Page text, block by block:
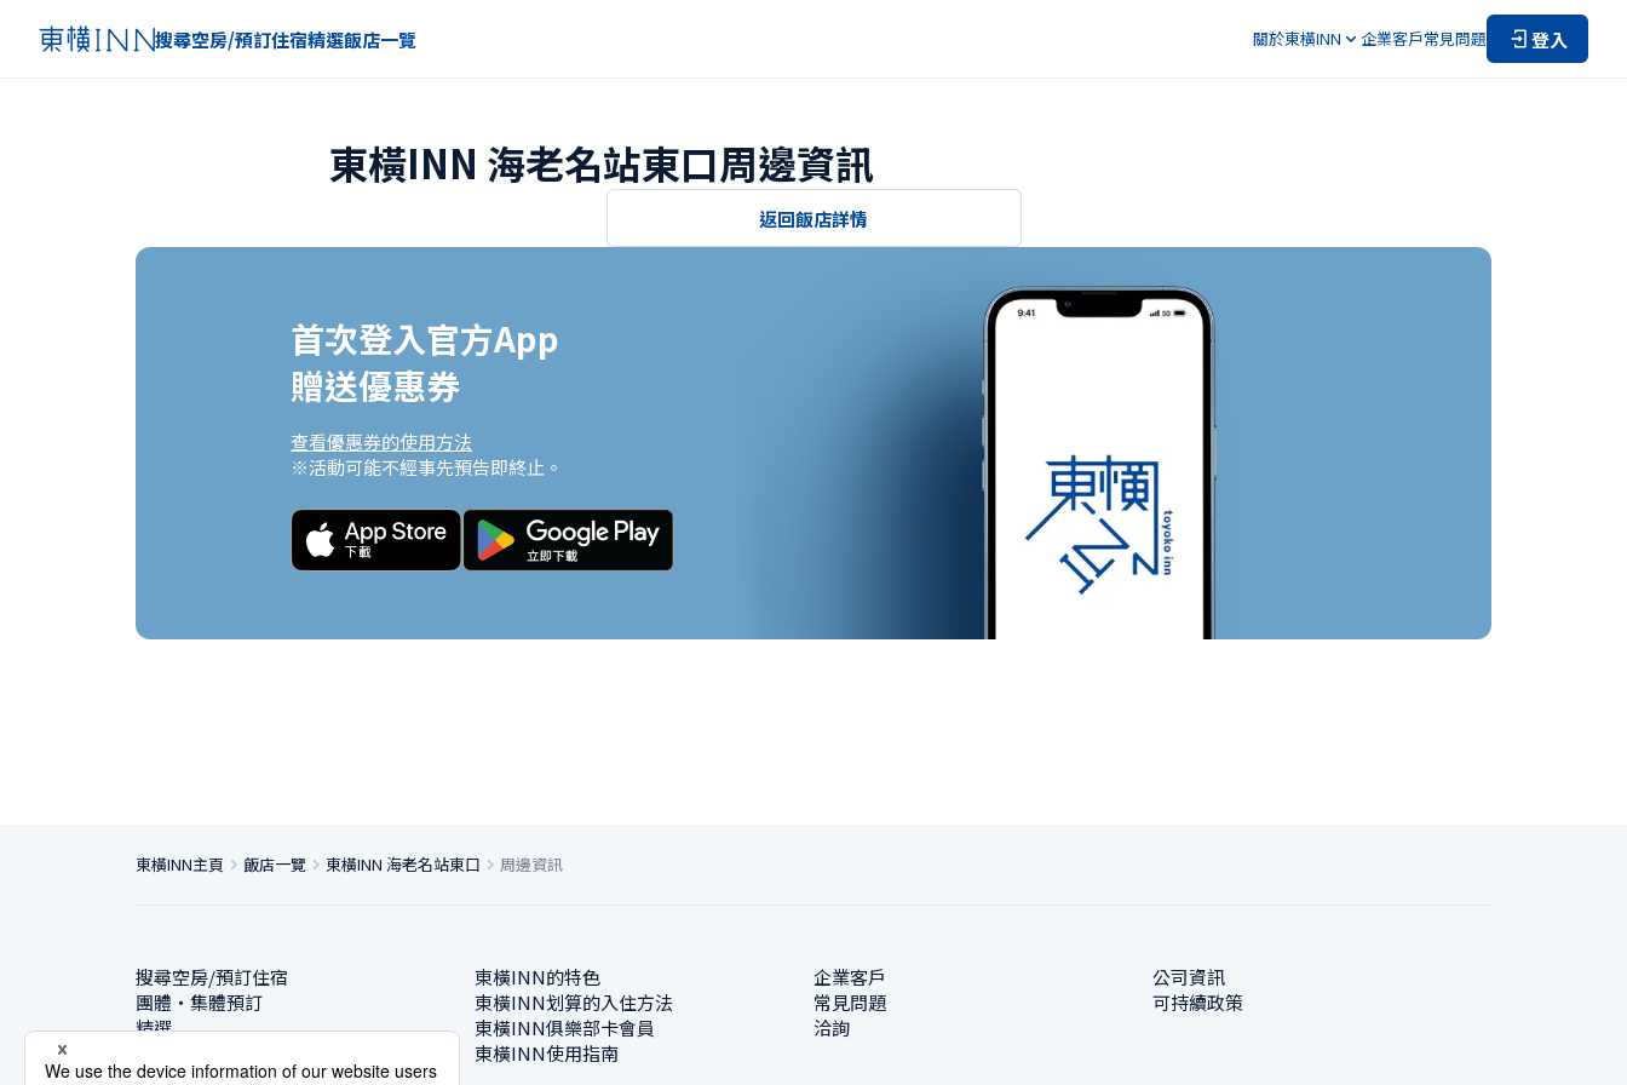
搜尋空房/預訂住宿精選飯店一覽 關於東橫INN 企業客戶常見問題 登入
東橫INN 海老名站東口周邊資訊
返回飯店詳情
首次登入官方App
贈送優惠券
查看優惠券的使用方法
※活動可能不經事先預告即終止。
東橫INN主頁 飯店一覽 東橫INN 海老名站東口 周邊資訊
搜尋空房/預訂住宿
團體・集體預訂
精選
東橫INN的特色
東橫INN划算的入住方法
東橫INN俱樂部卡會員
東橫INN使用指南
企業客戶
常見問題
洽詢
公司資訊
可持續政策